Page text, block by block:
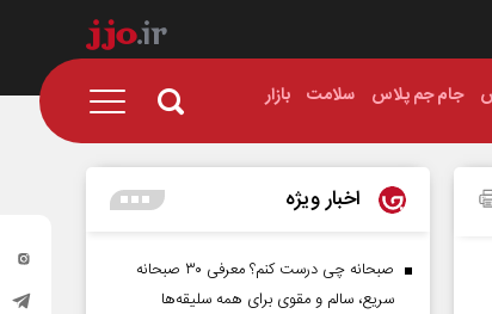
جام جم پلاس سلامت بازار
اخبار ویژه
صبحانه چی درست کنم؟ معرفی ۳۰ صبحانه
سریع، سالم و مقوی برای همه سلیقه‌ها